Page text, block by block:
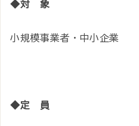
◆対 象
小規模事業者・中小企業
◆定 員